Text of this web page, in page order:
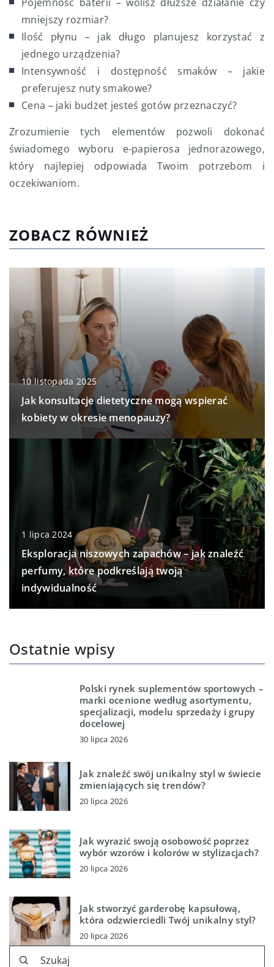
Pojemność baterii – wolisz dłuższe działanie czy
mniejszy rozmiar?
Ilość płynu – jak długo planujesz korzystać z
jednego urządzenia?
Intensywność i dostępność smaków – jakie
preferujesz nuty smakowe?
Cena – jaki budżet jesteś gotów przeznaczyć?
Zrozumienie tych elementów pozwoli dokonać
świadomego wyboru e-papierosa jednorazowego,
który najlepiej odpowiada Twoim potrzebom i
oczekiwaniom.
ZOBACZ RÓWNIEŻ
10 listopada 2025
Jak konsultacje dietetyczne mogą wspierać
kobiety w okresie menopauzy?
1 lipca 2024
Eksploracja niszowych zapachów – jak znaleźć
perfumy, które podkreślają twoją
indywidualność
Ostatnie wpisy
Polski rynek suplementów sportowych –
marki ocenione według asortymentu,
specjalizacji, modelu sprzedaży i grupy
docelowej
30 lipca 2026
Jak znaleźć swój unikalny styl w świecie
zmieniających się trendów?
20 lipca 2026
Jak wyrazić swoją osobowość poprzez
wybór wzorów i kolorów w stylizacjach?
20 lipca 2026
Jak stworzyć garderobę kapsułową,
która odzwierciedli Twój unikalny styl?
20 lipca 2026